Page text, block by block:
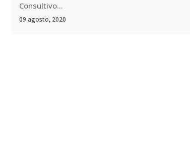
Consultivo...
09 agosto, 2020